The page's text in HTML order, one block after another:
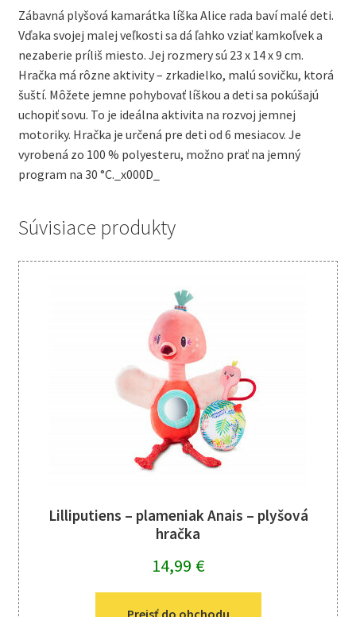
Zábavná plyšová kamarátka líška Alice rada baví malé deti.
Vďaka svojej malej veľkosti sa dá ľahko vziať kamkoľvek a
nezaberie príliš miesto. Jej rozmery sú 23 x 14 x 9 cm.
Hračka má rôzne aktivity – zrkadielko, malú sovičku, ktorá
šuští. Môžete jemne pohybovať líškou a deti sa pokúšajú
uchopiť sovu. To je ideálna aktivita na rozvoj jemnej
motoriky. Hračka je určená pre deti od 6 mesiacov. Je
vyrobená zo 100 % polyesteru, možno prať na jemný
program na 30 °C._x000D_
Súvisiace produkty
Lilliputiens – plameniak Anais – plyšová
hračka
14,99 €